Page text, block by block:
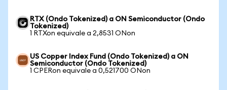
RTX (Ondo Tokenized) a ON Semiconductor (Ondo
Tokenized)
1 RTXon equivale a 2,8531 ONon
US Copper Index Fund (Ondo Tokenized) a ON
Semiconductor (Ondo Tokenized)
1 CPERon equivale a 0,521700 ONon